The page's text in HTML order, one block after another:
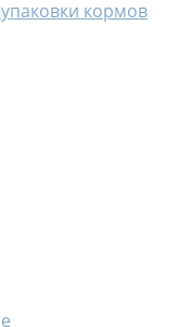
кормов